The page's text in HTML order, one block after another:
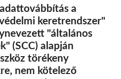
Adományok
Szponzoráció
Tax deductability
Tagi Belépés
a
keretrendszer"
"általános
(SCC) alapján
törékeny
nem kötelező